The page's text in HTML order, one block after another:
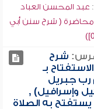
عبد المحسن العباد
( شرح سنن أبي
شرح
بـ
رب جبريل
وإسرافيل) ,
يستفتح به الصلاة